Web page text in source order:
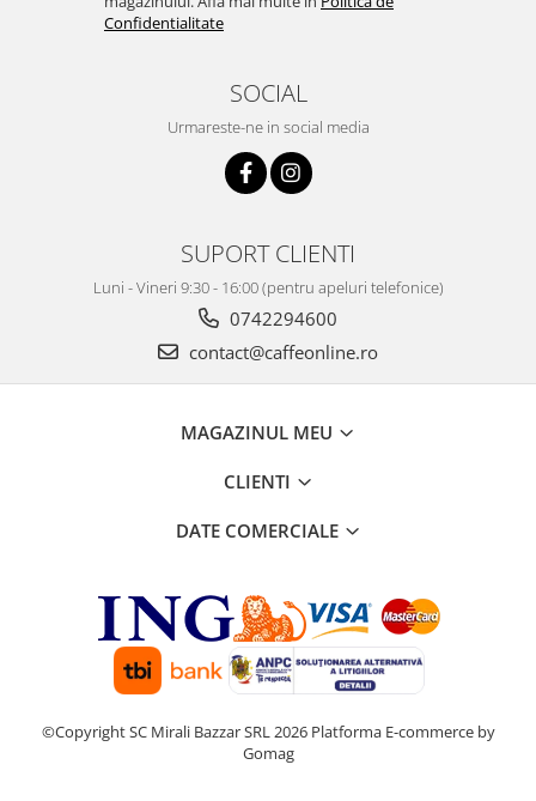
Confidentialitate
SOCIAL
Urmareste-ne in social media
SUPORT CLIENTI
Luni - Vineri 9:30 - 16:00 (pentru apeluri telefonice)
0742294600
contact@caffeonline.ro
MAGAZINUL MEU
CLIENTI
DATE COMERCIALE
©Copyright SC Mirali Bazzar SRL 2026 Platforma E-commerce by
Gomag